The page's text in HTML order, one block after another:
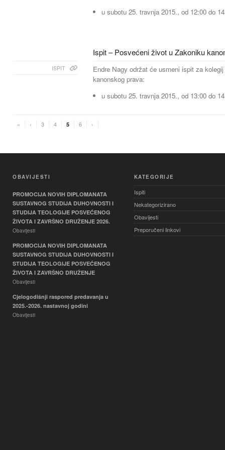
u subotu 25. travnja 2015., od 12:00 do
Ispit – Posvećeni život u Zakoniku
ISPIT
Endre Nagy održat će usmeni ispit za
kanonskog prava:
u subotu 25. travnja 2015., od 13:00 do
« ‹ 3 4 5 6 ›
OBAVIJESTI
PROMOCIJA NOVIH DIPLOMANATA
SUSTAVNOG STUDIJA DUHOVNOSTI I
STUDIJA TEOLOGIJE POSVEĆENOG
ŽIVOTA I ZAVRŠNO DRUŽENJE 2026.
Obavijesti
PROMOCIJA NOVIH DIPLOMANATA
SUSTAVNOG STUDIJA DUHOVNOSTI I
STUDIJA TEOLOGIJE POSVEĆENOG
ŽIVOTA I ZAVRŠNO DRUŽENJE
Obavijesti
Cjelogodišnji raspored predavanja u
2025.-2026. nastavnoj godini
Obavijesti
KATEGORIJE
Ispiti
Nekategorizirano
Obavijesti
Preporučeni linkovi